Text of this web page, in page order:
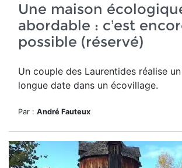
Une maison
abordable : c’est
possible (réservé)
Un couple des Laurentides réalise
longue date dans un écovillage.
Par : André Fauteux